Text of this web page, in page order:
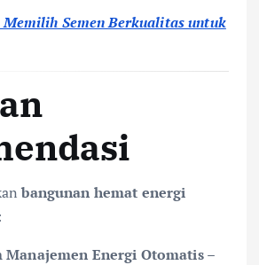
Memilih Semen Berkualitas untuk
bangunan hemat energi
Manajemen Energi Otomatis–